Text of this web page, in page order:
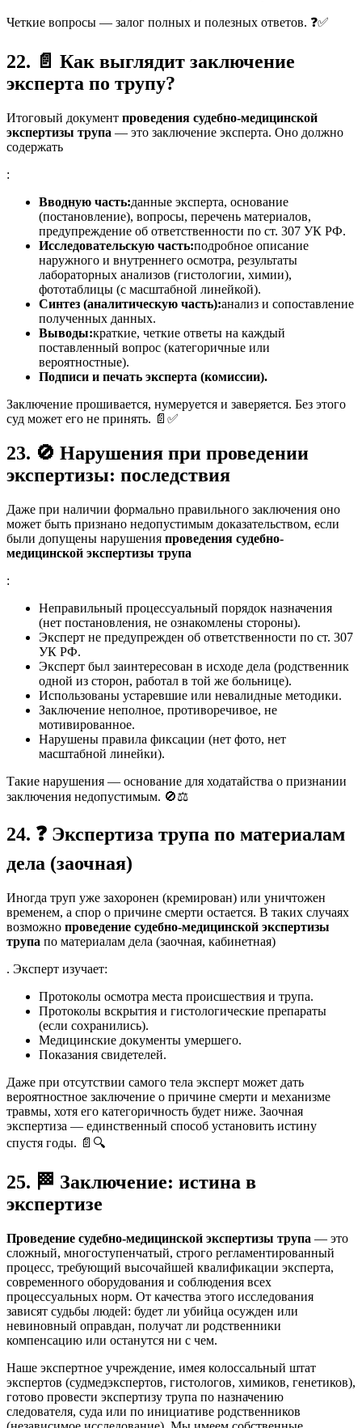
Четкие вопросы — залог полных и полезных ответов. ❓✅
22. 📄 Как выглядит заключение
эксперта по трупу?
Итоговый документ проведения судебно-медицинской
экспертизы трупа — это заключение эксперта. Оно должно
содержать
:
Вводную часть:данные эксперта, основание
(постановление), вопросы, перечень материалов,
предупреждение об ответственности по ст. 307 УК РФ.
Исследовательскую часть:подробное описание
наружного и внутреннего осмотра, результаты
лабораторных анализов (гистологии, химии),
фототаблицы (с масштабной линейкой).
Синтез (аналитическую часть):анализ и сопоставление
полученных данных.
Выводы:краткие, четкие ответы на каждый
поставленный вопрос (категоричные или
вероятностные).
Подписи и печать эксперта (комиссии).
Заключение прошивается, нумеруется и заверяется. Без этого
суд может его не принять. 📄✅
23. 🚫 Нарушения при проведении
экспертизы: последствия
Даже при наличии формально правильного заключения оно
может быть признано недопустимым доказательством, если
были допущены нарушения проведения судебно-
медицинской экспертизы трупа
:
Неправильный процессуальный порядок назначения
(нет постановления, не ознакомлены стороны).
Эксперт не предупрежден об ответственности по ст. 307
УК РФ.
Эксперт был заинтересован в исходе дела (родственник
одной из сторон, работал в той же больнице).
Использованы устаревшие или невалидные методики.
Заключение неполное, противоречивое, не
мотивированное.
Нарушены правила фиксации (нет фото, нет
масштабной линейки).
Такие нарушения — основание для ходатайства о признании
заключения недопустимым. 🚫⚖️
24. ❓ Экспертиза трупа по материалам
дела (заочная)
Иногда труп уже захоронен (кремирован) или уничтожен
временем, а спор о причине смерти остается. В таких случаях
возможно проведение судебно-медицинской экспертизы
трупа по материалам дела (заочная, кабинетная)
. Эксперт изучает:
Протоколы осмотра места происшествия и трупа.
Протоколы вскрытия и гистологические препараты
(если сохранились).
Медицинские документы умершего.
Показания свидетелей.
Даже при отсутствии самого тела эксперт может дать
вероятностное заключение о причине смерти и механизме
травмы, хотя его категоричность будет ниже. Заочная
экспертиза — единственный способ установить истину
спустя годы. 📄🔍
25. 🏁 Заключение: истина в
экспертизе
Проведение судебно-медицинской экспертизы трупа — это
сложный, многоступенчатый, строго регламентированный
процесс, требующий высочайшей квалификации эксперта,
современного оборудования и соблюдения всех
процессуальных норм. От качества этого исследования
зависят судьбы людей: будет ли убийца осужден или
невиновный оправдан, получат ли родственники
компенсацию или останутся ни с чем.
Наше экспертное учреждение, имея колоссальный штат
экспертов (судмедэкспертов, гистологов, химиков, генетиков),
готово провести экспертизу трупа по назначению
следователя, суда или по инициативе родственников